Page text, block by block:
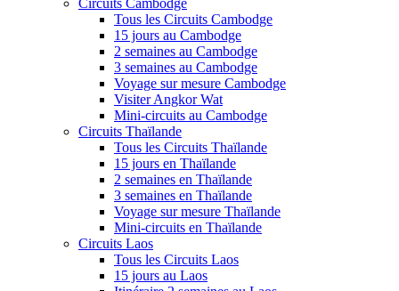
Circuits Cambodge
Tous les Circuits Cambodge
15 jours au Cambodge
2 semaines au Cambodge
3 semaines au Cambodge
Voyage sur mesure Cambodge
Visiter Angkor Wat
Mini-circuits au Cambodge
Circuits Thaïlande
Tous les Circuits Thaïlande
15 jours en Thaïlande
2 semaines en Thaïlande
3 semaines en Thaïlande
Voyage sur mesure Thaïlande
Mini-circuits en Thaïlande
Circuits Laos
Tous les Circuits Laos
15 jours au Laos